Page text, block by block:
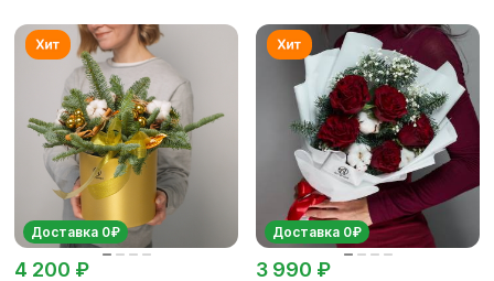
Доставка 0₽
4 200 ₽
Доставка 0₽
3 990 ₽